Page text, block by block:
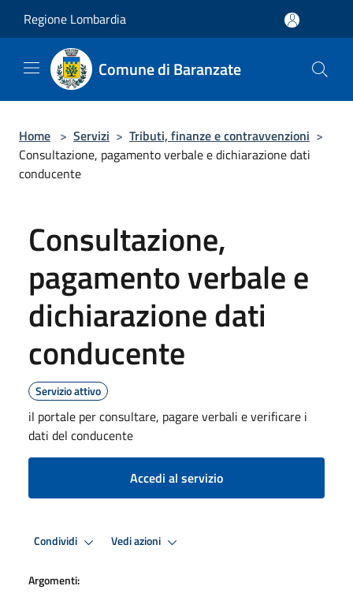
Regione Lombardia
Comune di Baranzate
Home > Servizi > Tributi, finanze e contravvenzioni >
Consultazione, pagamento verbale e dichiarazione dati
conducente
Consultazione,
pagamento verbale e
dichiarazione dati
conducente
Servizio attivo
il portale per consultare, pagare verbali e verificare i
dati del conducente
Accedi al servizio
Condividi Vedi azioni
Argomenti: